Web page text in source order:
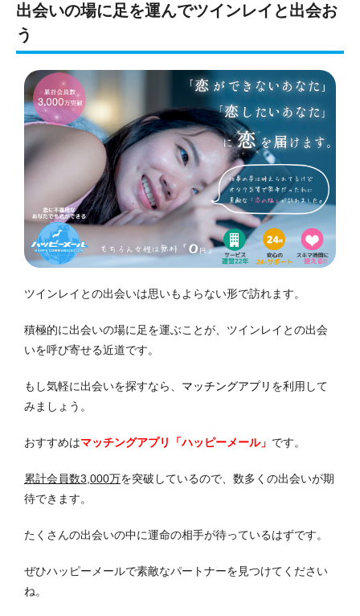
出会いの場に足を運んでツインレイと出会お
う
ツインレイとの出会いは思いもよらない形で訪れます。
積極的に出会いの場に足を運ぶことが、ツインレイとの出会
いを呼び寄せる近道です。
もし気軽に出会いを探すなら、 マッチングアプリ を利用して
みましょう。
おすすめはマッチングアプリ「ハッピーメール」 です。
累計会員数3,000万を突破しているので、数多くの出会いが期
待できます。
たくさんの出会いの中に運命の相手が待っているはずです。
ぜひハッピーメールで素敵なパートナーを見つけてください
ね。